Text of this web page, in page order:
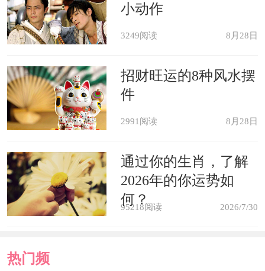
家的，等到下午她来到了我们住的房子
里，很不高兴的样子，我也很尴尬。
梦境解析：财不顺时期，可以请一
些旺财的东西提升财运。
下坡路。
小动作
3249阅读 8月28日
招财旺运的8种风水摆
件
2991阅读 8月28日
通过你的生肖，了解
2026年的你运势如
何？
95218阅读 2026/7/30
热门频